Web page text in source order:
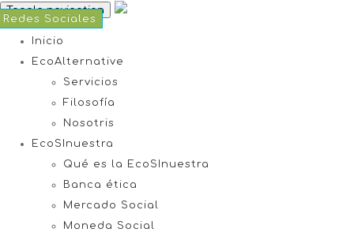
Toggle navigation
Inicio
EcoAlternative
Servicios
Filosofía
Nosotris
EcoSInuestra
Qué es la EcoSInuestra
Banca ética
Mercado Social
Moneda Social
Descripción
Contacto
Redes Sociales